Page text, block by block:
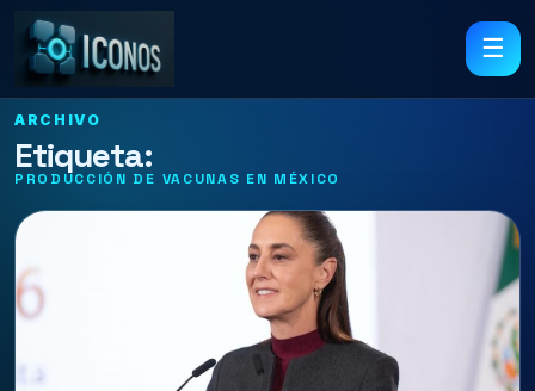
☰
ARCHIVO
Etiqueta:
PRODUCCIÓN DE VACUNAS EN MÉXICO